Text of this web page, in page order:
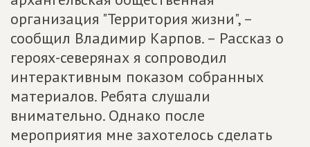
организация "Территория жизни", –
сообщил Владимир Карпов. – Рассказ о
героях-северянах я сопроводил
интерактивным показом собранных
материалов. Ребята слушали
внимательно. Однако после
мероприятия мне захотелось сделать